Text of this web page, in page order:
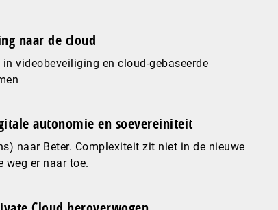
naar de cloud
videobeveiliging en cloud-gebaseerde
autonomie en soevereiniteit
naar Beter. Complexiteit zit niet in de nieuwe
weg er naar toe.